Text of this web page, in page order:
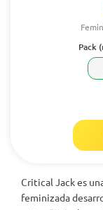
Pack
Critical Jack es
feminizada